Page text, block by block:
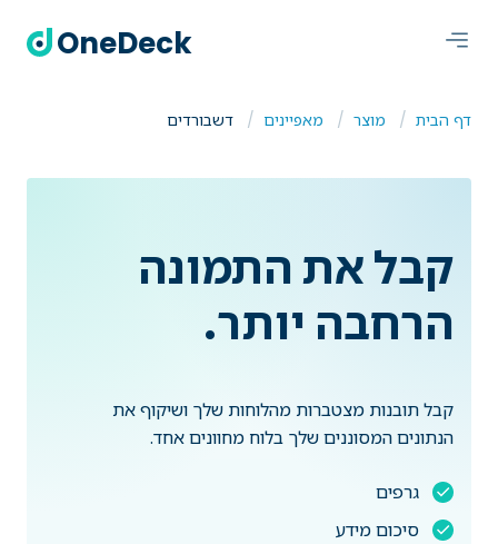
OneDeck
דף הבית מוצר מאפיינים דשבורדים
קבל את התמונה
הרחבה יותר.
קבל תובנות מצטברות מהלוחות שלך ושיקוף את
הנתונים המסוננים שלך בלוח מחוונים אחד.
גרפים
סיכום מידע